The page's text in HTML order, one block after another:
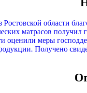
области
матрасов
оценили меры
Получено